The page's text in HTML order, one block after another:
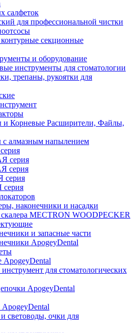
салфеток
для профессиональной чистки
секционные
и оборудование
инструменты для стоматологии
трепаны, рукоятки для
и Корневые Расширители, Файлы,
с алмазным напылением
серия
серия
серия
наконечники и насадки
MECTRON WOODPECKER
и запасные части
ApogeyDental
для стоматологических
ApogeyDental
ApogeyDental
световоды, очки для